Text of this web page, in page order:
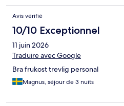
Avis vérifié
10/10 Exceptionnel
11 juin 2026
Traduire avec Google
Bra frukost trevlig personal
Magnus, séjour de 3 nuits